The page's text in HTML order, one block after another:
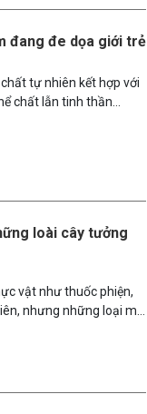
đang đe dọa giới trẻ
tự nhiên kết hợp với
chất lẫn tinh thần
loài cây tưởng
vật như thuốc phiện,
nhưng những loại ma